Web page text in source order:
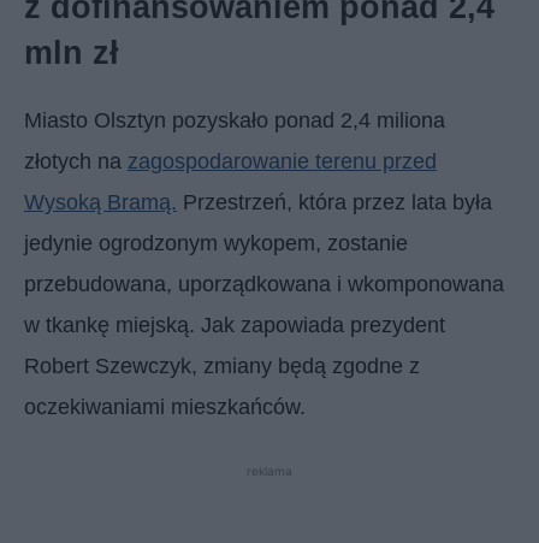
mln zł
Miasto Olsztyn pozyskało ponad 2,4 miliona
złotych na zagospodarowanie terenu przed
Wysoką Bramą. Przestrzeń, która przez lata była
jedynie ogrodzonym wykopem, zostanie
przebudowana, uporządkowana i wkomponowana
w tkankę miejską. Jak zapowiada prezydent
Robert Szewczyk, zmiany będą zgodne z
oczekiwaniami mieszkańców.
reklama